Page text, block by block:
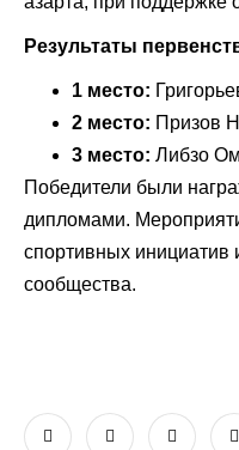
Результаты
1 место:
2 место: Призов
3 место: Либзо
Победители были
дипломами.
спортивных инициатив
сообщества.